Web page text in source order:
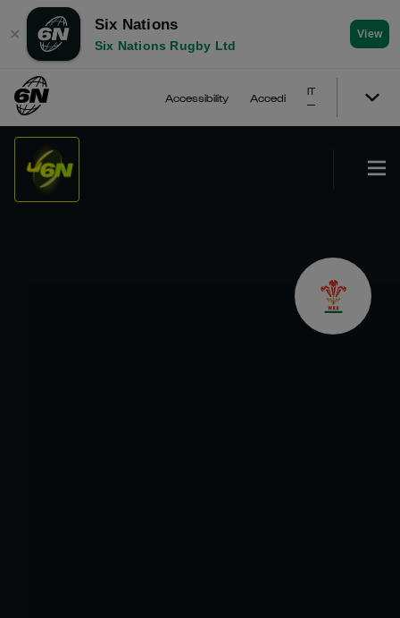
✕
Six Nations
Six Nations Rugby Ltd
View
Accessibility Accedi
IT